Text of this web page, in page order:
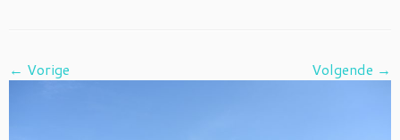
← Vorige Volgende →